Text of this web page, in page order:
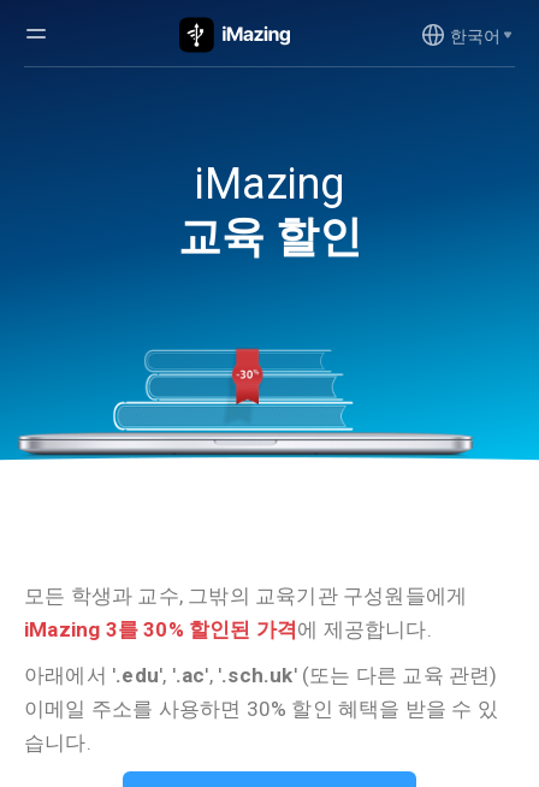
한국어
iMazing
교육 할인
모든 학생과 교수, 그밖의 교육기관 구성원들에게
iMazing 3를 30% 할인된 가격 에 제공합니다.
아래에서 '.edu', '.ac', '.sch.uk' (또는 다른 교육 관련)
이메일 주소를 사용하면 30% 할인 혜택을 받을 수 있
습니다.